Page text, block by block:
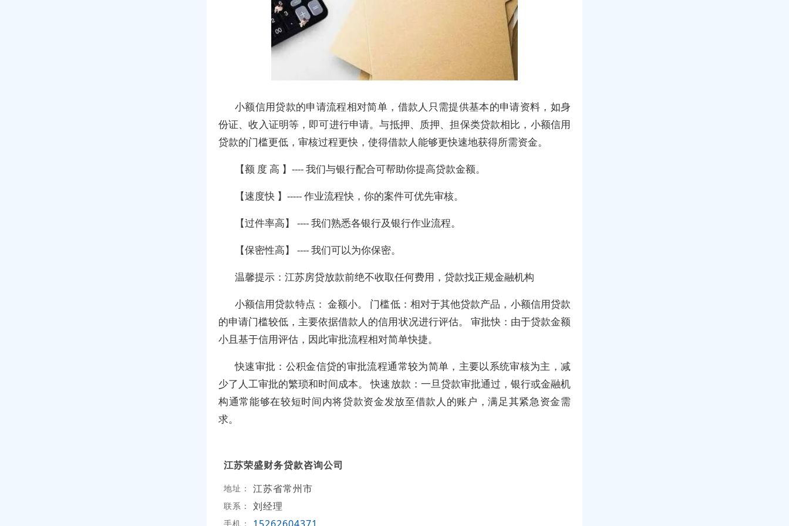
小额信用贷款的申请流程相对简单，借款人只需提供基本的申请资料，如身
份证、收入证明等，即可进行申请。与抵押、质押、担保类贷款相比，小额信用
贷款的门槛更低，审核过程更快，使得借款人能够更快速地获得所需资金。
【额 度 高 】---- 我们与银行配合可帮助你提高贷款金额。
【速度快 】----- 作业流程快，你的案件可优先审核。
【过件率高】 ---- 我们熟悉各银行及银行作业流程。
【保密性高】 ---- 我们可以为你保密。
温馨提示：江苏房贷放款前绝不收取任何费用，贷款找正规金融机构
小额信用贷款特点： 金额小。 门槛低：相对于其他贷款产品，小额信用贷款
的申请门槛较低，主要依据借款人的信用状况进行评估。 审批快：由于贷款金额
小且基于信用评估，因此审批流程相对简单快捷。
快速审批：公积金信贷的审批流程通常较为简单，主要以系统审核为主，减
少了人工审批的繁琐和时间成本。 快速放款：一旦贷款审批通过，银行或金融机
构通常能够在较短时间内将贷款资金发放至借款人的账户，满足其紧急资金需
求。
江苏荣盛财务贷款咨询公司
地址： 江苏省常州市
联系： 刘经理
手机：